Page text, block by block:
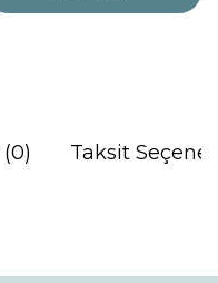
Taksit
öneri formunu